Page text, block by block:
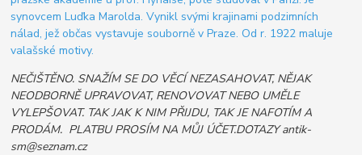
synovcem Luďka Marolda. Vynikl svými krajinami podzimních
nálad, jež občas vystavuje souborně v Praze. Od r. 1922 maluje
valašské motivy.
NEČIŠTĚNO. SNAŽÍM SE DO VĚCÍ NEZASAHOVAT, NĚJAK
NEODBORNĚ UPRAVOVAT, RENOVOVAT NEBO UMĚLE
VYLEPŠOVAT. TAK JAK K NIM PŘIJDU, TAK JE NAFOTÍM A
PRODÁM. PLATBU PROSÍM NA MŮJ ÚČET.DOTAZY antik-
sm@seznam.cz